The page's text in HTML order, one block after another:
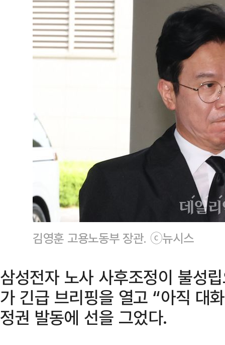
김영훈 고용노동부 장관. ⓒ뉴시스
삼성전자 노사 사후조정이 불성
가 긴급 브리핑을 열고 “아직 대
정권 발동에 선을 그었다.